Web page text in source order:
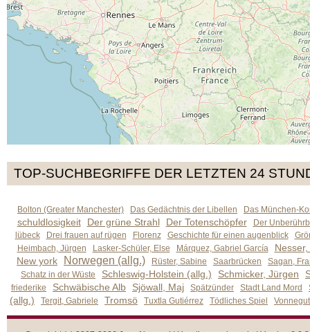
TOP-SUCHBEGRIFFE DER LETZTEN 24
Bolton (Greater Manchester) Das Gedächtnis der Libellen Das München-
schuldlosigkeit Der grüne Strahl Der Totenschöpfer
Der
lübeck
Drei frauen auf rügen Florenz Geschichte für einen augenblick
Heimbach, Jürgen
Lasker-Schüler, Else Márquez, Gabriel García
New york
Norwegen (allg.) Rüster, Sabine Saarbrücken
Sagan,
Schatz in der Wüste
Schleswig-Holstein (allg.) Schmicker, Jürgen
friederike Schwäbische Alb Sjöwall, Maj Spätzünder Stadt Land Mord
(allg.) Tergit, Gabriele Tromsö Tuxtla Gutiérrez Tödliches Spiel